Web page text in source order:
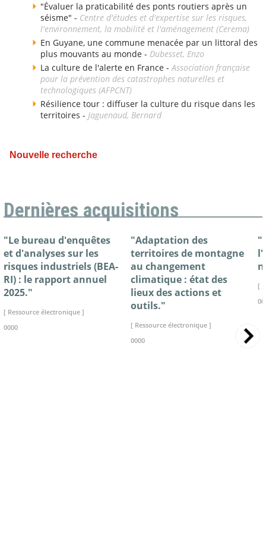
"Évaluer la praticabilité des ponts routiers après un
séisme" - Centre d'études et d'expertise sur les risques,
l'environnement, la mobilité et l'aménagement (Cerema)
En Guyane, une commune menacée par un littoral des
plus mouvants au monde - Dubesset, Enzo
La culture de l'alerte en France -Association française
pour la prévention des catastrophes naturelles et
technologiques (AFPCNT)
Résilience tour : diffuser la culture du risque dans les
territoires - Jaguenaud, Bernard
Nouvelle recherche
Dernières acquisitions
"Le bureau d'enquêtes
et d'analyses sur les
risques industriels (BEA-
RI) : le rapport annuel
2025."
[ Ressource électronique ]
0000
"Adaptation des
territoires de montagne
au changement
climatique : état des
lieux des actions et
outils."
[ Ressource électronique ]
0000
[